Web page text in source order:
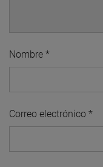
Nombre *
Correo electrónico *